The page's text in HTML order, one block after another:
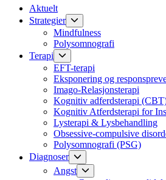
Aktuelt
Strategier
sub
menu
Mindfulness
Polysomnografi
Terapi
sub
menu
EFT-terapi
Eksponering og
Imago-Relasjonsterapi
Kognitiv adferdsterapi
Kognitiv Atferdsterapi for
Lysterapi & Lysbehandling
Obsessive-compulsive
Polysomnografi (PSG)
Diagnoser
Show
sub
menu
Angst